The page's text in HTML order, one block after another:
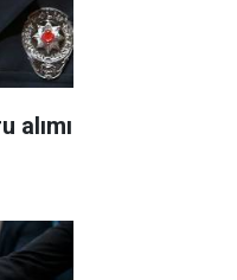
alımı